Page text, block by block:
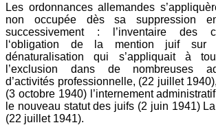
Les ordonnances allemandes
non occupée dès sa suppression
successivement : l’inventaire des
l‘obligation de la mention juif sur
dénaturalisation qui s’appliquait à
l’exclusion dans de nombreuses
d’activités professionnelle, (22 juillet
(3 octobre 1940) l’internement
le nouveau statut des juifs (2 juin 1941)
(22 juillet 1941).